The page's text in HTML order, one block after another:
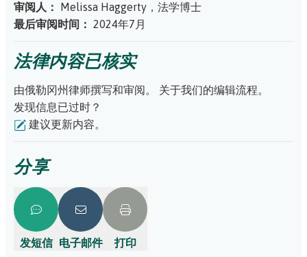
审阅人：
Melissa Haggerty，法学博士
最后审阅时间： 2024年7月
法律内容已核实
由俄勒冈州律师撰写和审阅。
关于我们的编辑流程。
发现信息已过时？
建议更新内容。
分享
发短信 电子邮件 打印